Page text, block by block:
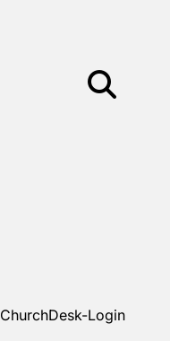
ChurchDesk-Login